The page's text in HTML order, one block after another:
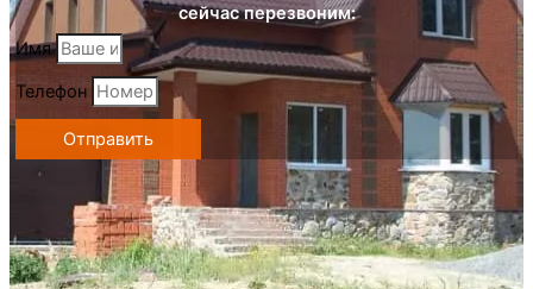
сейчас перезвоним:
Имя
Телефон
Отправить